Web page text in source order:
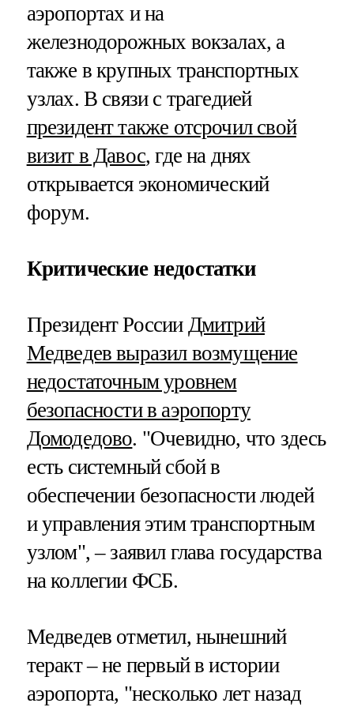
аэропортах и на
железнодорожных вокзалах, а
также в крупных транспортных
узлах. В связи с трагедией
президент также отсрочил свой
визит в Давос, где на днях
открывается экономический
форум.
Критические недостатки
Президент России Дмитрий
Медведев выразил возмущение
недостаточным уровнем
безопасности в аэропорту
Домодедово. "Очевидно, что здесь
есть системный сбой в
обеспечении безопасности людей
и управления этим транспортным
узлом", – заявил глава государства
на коллегии ФСБ.
Медведев отметил, нынешний
теракт – не первый в истории
аэропорта, "несколько лет назад